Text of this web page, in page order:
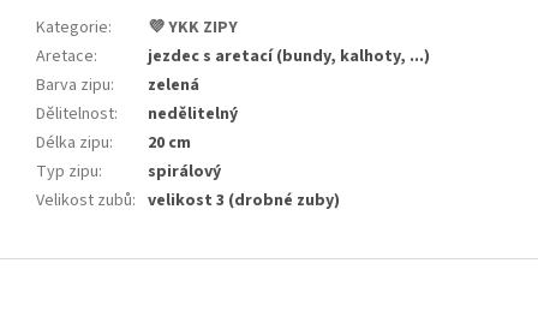
Kategorie:
💜 YKK ZIPY
Aretace:
jezdec s aretací (bundy, kalhoty, ...)
Barva zipu:
zelená
Dělitelnost:
nedělitelný
Délka zipu:
20 cm
Typ zipu:
spirálový
Velikost zubů: velikost 3 (drobné zuby)